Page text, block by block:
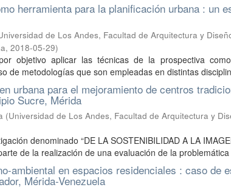
herramienta para la planificación urbana : un
de Los Andes, Facultad de Arquitectura y
, 2018-05-29)
objetivo aplicar las técnicas de la prospectiva
de metodologías que son empleadas en distintas
urbana para el mejoramiento de centros
Sucre, Mérida
(Universidad de Los Andes, Facultad de Arquitectura y
denominado “DE LA SOSTENIBILIDAD A LA
de la realización de una evaluación de la
ambiental en espacios residenciales : caso de
Mérida-Venezuela